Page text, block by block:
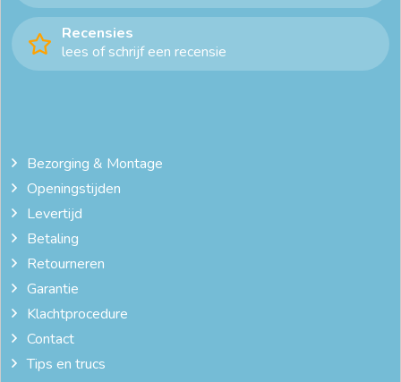
Recensies
lees of schrijf een recensie
Bezorging & Montage
Openingstijden
Levertijd
Betaling
Retourneren
Garantie
Klachtprocedure
Contact
Tips en trucs